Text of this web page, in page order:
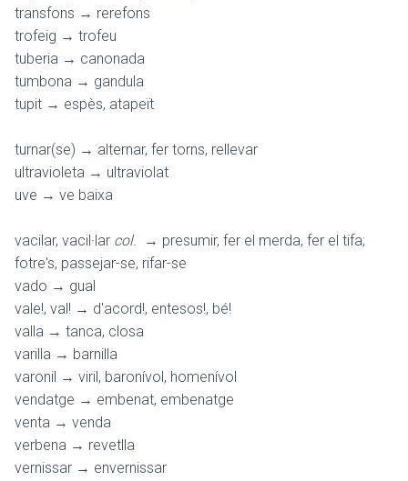
transfons → rerefons
trofeig → trofeu
tuberia → canonada
tumbona → gandula
tupit → espès, atapeït
turnar(se) → alternar, fer torns, rellevar
ultravioleta → ultraviolat
uve → ve baixa
vacilar, vacil·lar col.
→ presumir, fer el merda, fer el tifa;
fotre's, passejar-se, rifar-se
vado → gual
vale!, val! → d'acord!, entesos!, bé!
valla → tanca, closa
varilla → barnilla
varonil → viril, baronívol, homenívol
vendatge → embenat, embenatge
venta → venda
verbena → revetlla
vernissar → envernissar